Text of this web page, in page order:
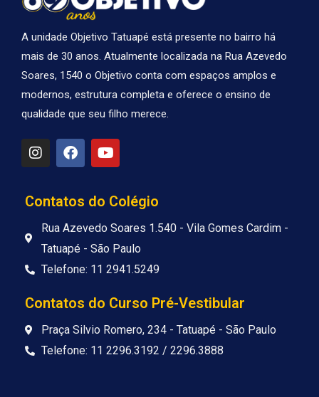
A unidade Objetivo Tatuapé está presente no bairro há
mais de 30 anos. Atualmente localizada na Rua Azevedo
Soares, 1540 o Objetivo conta com espaços amplos e
modernos, estrutura completa e oferece o ensino de
qualidade que seu filho merece.
I
n
s
a
a
m
F
a
c
b
o
k
Y
o
u
u
e
Contatos do Colégio
Rua Azevedo Soares 1.540 - Vila Gomes Cardim -
Tatuapé - São Paulo
Telefone: 11 2941.5249
Contatos do Curso Pré-Vestibular
Praça Silvio Romero, 234 - Tatuapé - São Paulo
Telefone: 11 2296.3192 / 2296.3888